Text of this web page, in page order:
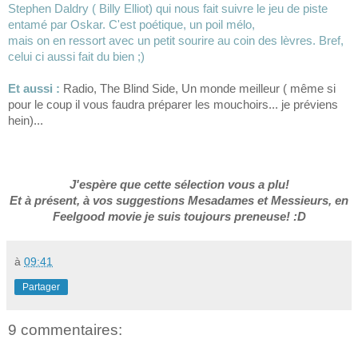
Stephen Daldry ( Billy Elliot) qui nous fait suivre le jeu de piste
entamé par Oskar. C'est poétique, un poil mélo,
mais on en ressort avec un petit sourire au coin des lèvres. Bref,
celui ci aussi fait du bien ;)
Et aussi : Radio, The Blind Side, Un monde meilleur ( même si
pour le coup il vous faudra préparer les mouchoirs... je préviens
hein)...
J'espère que cette sélection vous a plu!
Et à présent, à vos suggestions Mesadames et Messieurs, en
Feelgood movie je suis toujours preneuse! :D
à 09:41
Partager
9 commentaires: